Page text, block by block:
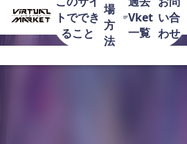
トででき
ること
場
方
法
Vket
一覧
い合
わせ